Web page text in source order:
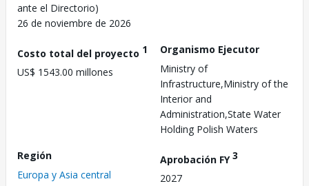
ante el Directorio)
26 de noviembre de 2026
Costo total del proyecto 1
US$ 1543.00 millones
Organismo Ejecutor
Ministry of
Infrastructure,Ministry of the
Interior and
Administration,State Water
Holding Polish Waters
Región
Europa y Asia central
Aprobación FY3
2027